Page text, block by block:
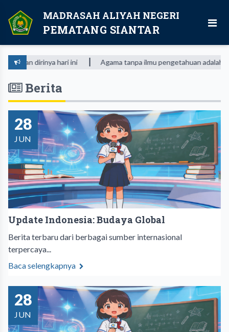
MADRASAH ALIYAH NEGERI
PEMATANG SIANTAR
dirinya hari ini Agama tanpa ilmu pengetahuan adalah buta.
Berita
28
JUN
Update Indonesia: Budaya Global
Berita terbaru dari berbagai sumber internasional
terpercaya...
Baca selengkapnya
28
JUN